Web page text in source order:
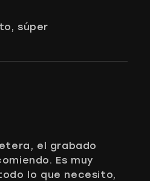
súper
el grabado
Es muy
lo que necesito,